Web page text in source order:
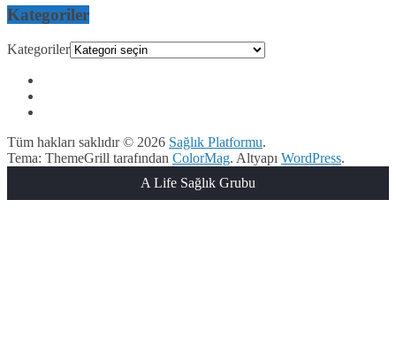
Kategoriler
Kategoriler
Tüm hakları saklıdır © 2026 Sağlık Platformu.
Tema: ThemeGrill tarafından ColorMag. Altyapı WordPress.
A Life Sağlık Grubu